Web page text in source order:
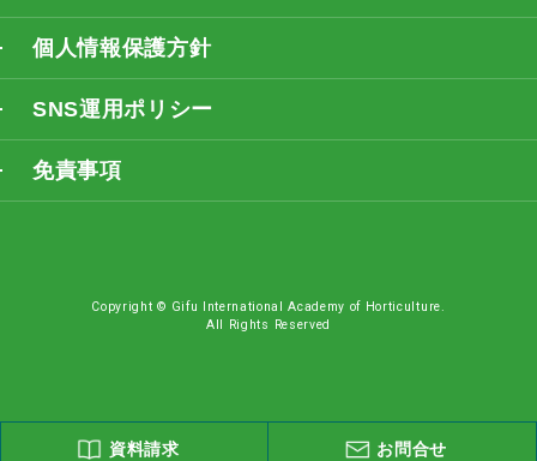
個人情報保護方針
SNS運用ポリシー
免責事項
Copyright © Gifu International Academy of Horticulture.
All Rights Reserved
資料請求 お問合せ